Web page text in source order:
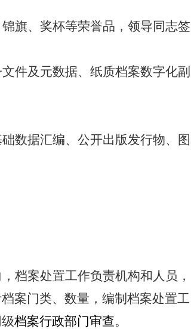
旗、奖杯等荣誉品，领导同志签
件及元数据、纸质档案数字化副
数据汇编、公开出版发行物、图
档案处置工作负责机构和人员，
案门类、数量，编制档案处置工
档案行政部门审查。